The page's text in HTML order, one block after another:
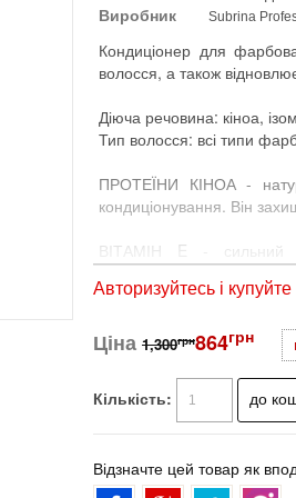
Виробник
Subrina
Кондиціонер для
волосся, а також відновлює
Діюча речовина: кіноа,
Тип волосся: всі типи
ПРОТЕЇНИ КІНОА -
кондиціонування. Він
ВІТАМІН E - сильний
ультрафіолетових
зволоження. Дуже
Застосування: нанести
хвилини змити водою.
прикріпитися до волосся
pH 3.0 - 4.0
Авторизуйтесь і
Ціна 1,300грн864грн
Кількість:
Відзначте цей товар як